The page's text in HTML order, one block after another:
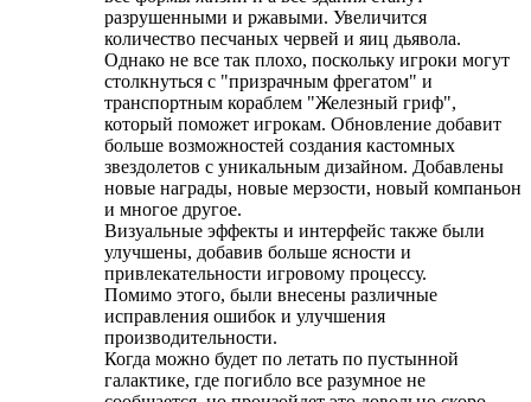
разрушенными и ржавыми. Увеличится
количество песчаных червей и яиц дьявола.
Однако не все так плохо, поскольку игроки могут
столкнуться с "призрачным фрегатом" и
транспортным кораблем "Железный гриф",
который поможет игрокам. Обновление добавит
больше возможностей создания кастомных
звездолетов с уникальным дизайном. Добавлены
новые награды, новые мерзости, новый компаньон
и многое другое.
Визуальные эффекты и интерфейс также были
улучшены, добавив больше ясности и
привлекательности игровому процессу.
Помимо этого, были внесены различные
исправления ошибок и улучшения
производительности.
Когда можно будет по летать по пустынной
галактике, где погибло все разумное не